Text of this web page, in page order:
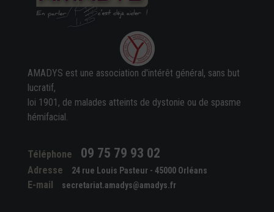
AMADYS est une association d'intérêt général, sans but
lucratif,
loi 1901, de malades atteints de dystonie ou de spasme
hémifacial.
Téléphone 09 75 79 93 02
Adresse 24 rue Louis Pasteur - 45000 Orléans
E-mail secretariat.amadys@amadys.fr